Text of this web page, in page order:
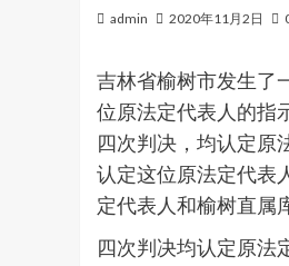
admin 2020年11月2日
吉林省榆树市发生了
位原法定代表人的指
四次判决，均认定原
认定这位原法定代表
定代表人和榆树直属
四次判决均认定原法